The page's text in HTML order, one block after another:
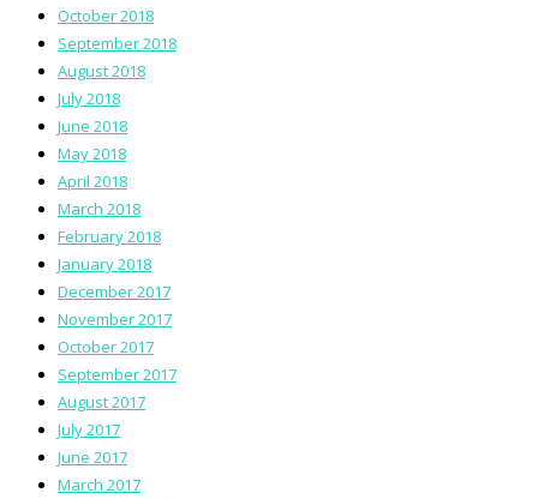
October 2018
September 2018
August 2018
July 2018
June 2018
May 2018
April 2018
March 2018
February 2018
January 2018
December 2017
November 2017
October 2017
September 2017
August 2017
July 2017
June 2017
March 2017